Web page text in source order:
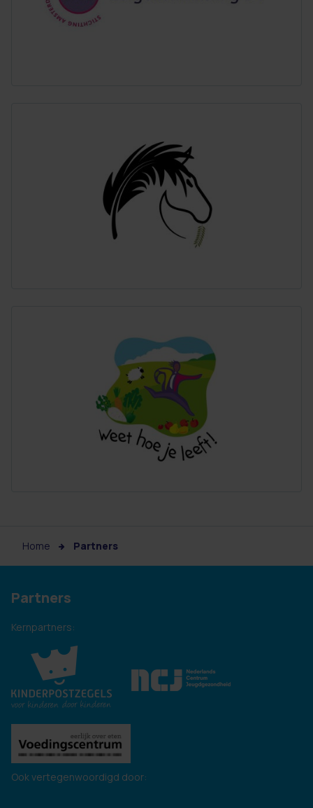
Home Partners
Partners
Kernpartners:
Ook vertegenwoordigd door: